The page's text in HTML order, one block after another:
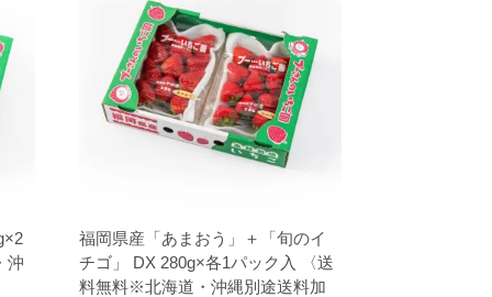
沖
福岡県産「あまおう」＋「旬のイ
チゴ」 DX 280g×各1パック入 〈送
料無料※北海道・沖縄別途送料加